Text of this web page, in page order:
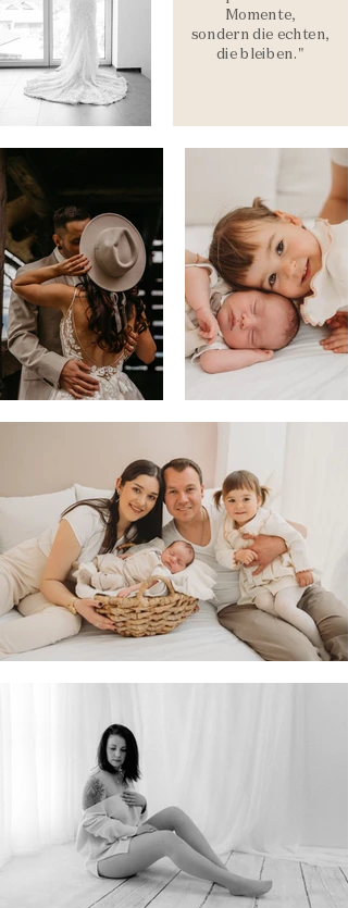
Momente,
sondern die echten,
die bleiben."